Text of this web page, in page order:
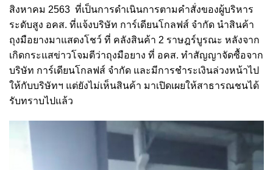
สิงหาคม 2563 ที่เป็นการดำเนินการตามคำสั่งของผู้บริหาร
ระดับสูง อคส. ที่แจ้งบริษัท การ์เดียนโกลฟส์ จำกัด นำสินค้า
ถุงมือยางมาแสดงโชว์ ที่ คลังสินค้า 2 ราษฎร์บูรณะ หลังจาก
เกิดกระแสข่าวโจมตีว่าถุงมือยาง ที่ อคส. ทำสัญญาจัดซื้อจาก
บริษัท การ์เดียนโกลฟส์ จำกัด และมีการชำระเงินล่วงหน้าไป
ให้กับบริษัทฯ แต่ยังไม่เห็นสินค้า มาเปิดเผยให้สาธารณชนได้
รับทราบไปแล้ว